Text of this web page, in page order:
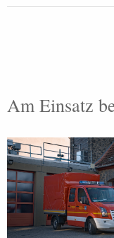
Am Einsatz